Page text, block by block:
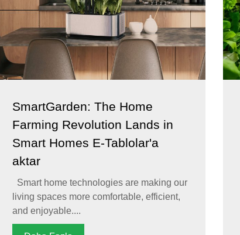
SmartGarden: The Home
Farming Revolution Lands in
Smart Homes E-Tablolar'a
aktar
Smart home technologies are making our
living spaces more comfortable, efficient,
and enjoyable....